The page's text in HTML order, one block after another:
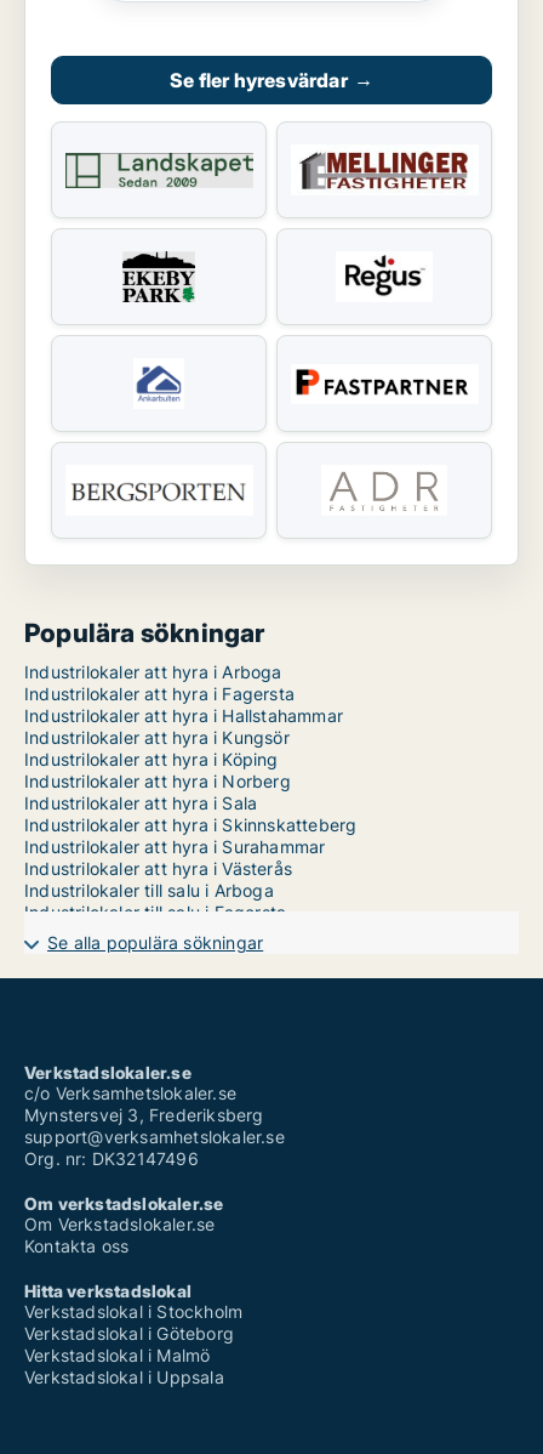
Se fler hyresvärdar →
Populära sökningar
Industrilokaler att hyra i Arboga
Industrilokaler att hyra i Fagersta
Industrilokaler att hyra i Hallstahammar
Industrilokaler att hyra i Kungsör
Industrilokaler att hyra i Köping
Industrilokaler att hyra i Norberg
Industrilokaler att hyra i Sala
Industrilokaler att hyra i Skinnskatteberg
Industrilokaler att hyra i Surahammar
Industrilokaler att hyra i Västerås
Industrilokaler till salu i Arboga
Industrilokaler till salu i Fagersta
Industrilokaler till salu i Hallstahammar
Industrilokaler till salu i Kungsör
Industrilokaler till salu i Köping
Industrilokaler till salu i Surahammar
Industrilokaler till salu i Västerås
Se alla populära sökningar
Verkstadslokaler.se
c/o Verksamhetslokaler.se
Mynstersvej 3, Frederiksberg
support@verksamhetslokaler.se
Org. nr: DK32147496
Om verkstadslokaler.se
Om Verkstadslokaler.se
Kontakta oss
Hitta verkstadslokal
Verkstadslokal i Stockholm
Verkstadslokal i Göteborg
Verkstadslokal i Malmö
Verkstadslokal i Uppsala